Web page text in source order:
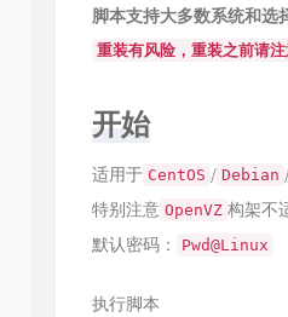
脚本支持大多数系统和选
重装有风险，重装之前请
开始
适用于 CentOS / Debian
特别注意 OpenVZ 构架不
默认密码：
Pwd@Linux
执行脚本